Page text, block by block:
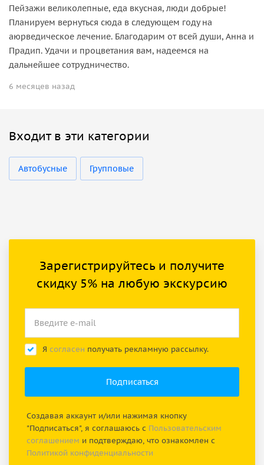
Пейзажи великолепные, еда вкусная, люди добрые!
Планируем вернуться сюда в следующем году на
аюрведическое лечение. Благодарим от всей души, Анна и
Прадип. Удачи и процветания вам, надеемся на
дальнейшее сотрудничество.
6 месяцев назад
Входит в эти категории
Автобусные Групповые
Зарегистрируйтесь и получите
скидку 5% на любую экскурсию
Я согласен получать рекламную рассылку.
Создавая аккаунт и/или нажимая кнопку
"Подписаться", я соглашаюсь с Пользовательским
соглашением и подтверждаю, что ознакомлен с
Политикой конфиденциальности